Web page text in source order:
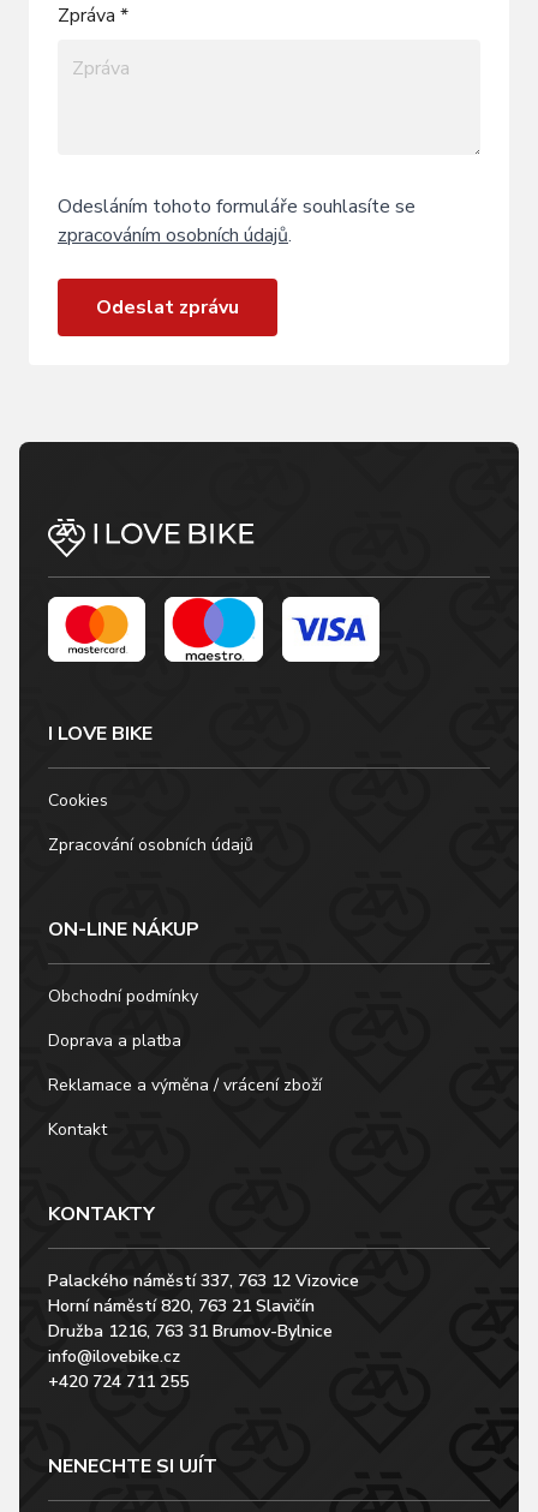
Zpráva *
Odesláním tohoto formuláře souhlasíte se
zpracováním osobních údajů.
Odeslat zprávu
I LOVE BIKE
Cookies
Zpracování osobních údajů
ON-LINE NÁKUP
Obchodní podmínky
Doprava a platba
Reklamace a výměna / vrácení zboží
Kontakt
KONTAKTY
Palackého náměstí 337, 763 12 Vizovice
Horní náměstí 820, 763 21 Slavičín
Družba 1216, 763 31 Brumov-Bylnice
info@ilovebike.cz
+420 724 711 255
NENECHTE SI UJÍT